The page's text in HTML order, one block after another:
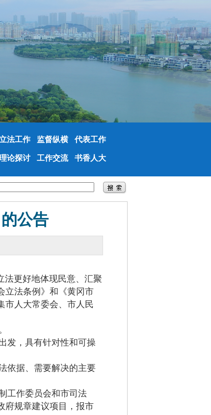
立法工作 监督纵横 代表工作
论探讨 工作交流 书香人大
公告
更好地体现民意、汇聚
立法条例》和《黄冈市
市人大常委会、市人民
发，具有针对性和可操
依据、需要解决的主要
工作委员会和市司法
府规章建议项目，报市